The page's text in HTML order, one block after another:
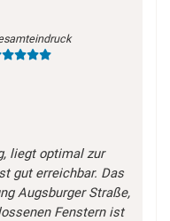
liegt optimal zur
gut erreichbar. Das
Augsburger Straße,
Fenstern ist